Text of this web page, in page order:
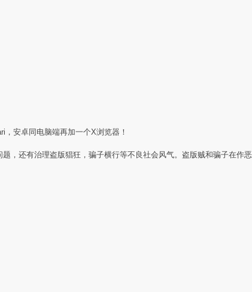
安卓同电脑端再加一个X浏览器！
，还有治理盗版猖狂，骗子横行等不良社会风气。盗版贼和骗子在作恶